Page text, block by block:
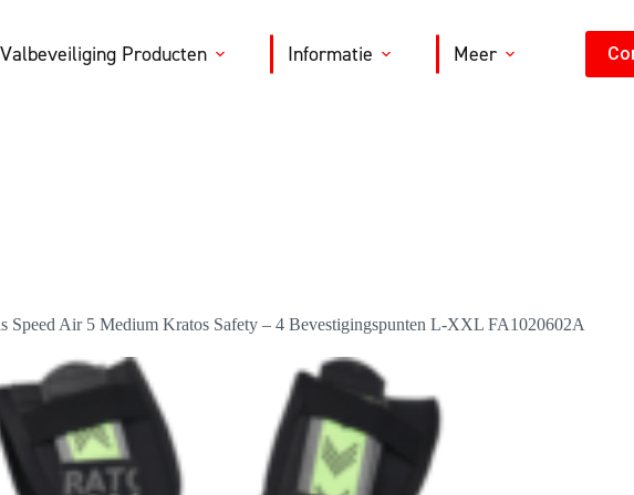
Valbeveiliging Producten Informatie Meer
Speed Air 5 Medium Kratos Safety – 4 Bevestigingspunten L-XXL FA1020602A